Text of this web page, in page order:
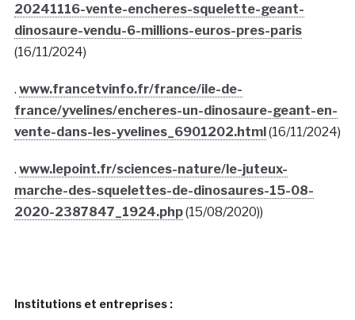
20241116-vente-encheres-squelette-geant-
dinosaure-vendu-6-millions-euros-pres-paris
(16/11/2024)
. www.francetvinfo.fr/france/ile-de-
france/yvelines/encheres-un-dinosaure-geant-en-
vente-dans-les-yvelines_6901202.html(16/11/2024)
. www.lepoint.fr/sciences-nature/le-juteux-
marche-des-squelettes-de-dinosaures-15-08-
2020-2387847_1924.php(15/08/2020))
Institutions et entreprises :